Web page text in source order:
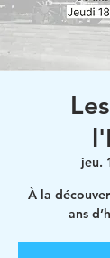
jeu.
À la
ans